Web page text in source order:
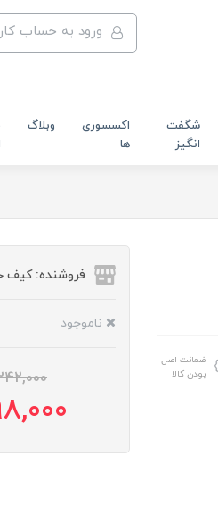
ورود به حساب
شگفت
انگیز
اکسسوری
ها
وبلاگ
ضمانت اصل
بودن کالا
فروشنده: کیف
ناموجود